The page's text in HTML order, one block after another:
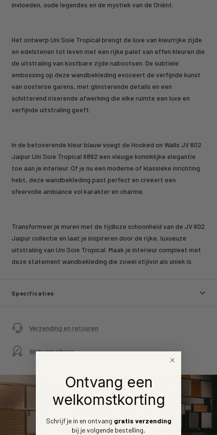
invloeden, oude legendes en de mystiek van de Oriënt.
Het ontwerp Uni Soie Tropical brengt de luxe van kleurrijke zijde
en edelstenen tot leven met een rijke palet van effen kleuren die
de uitstraling van kostbare zijde nabootsen. De subtiele
embossing op deze wandbekleding evoceert de verfijnde kunst
van oosterse garens, met glinsterende details en een
schitterend iriserende afwerking die elke ruimte een luxe en
verfijnde uitstraling geeft.
In de betoverende kleur blauw voegt de Hooked on Walls JV 602
Jaipur Uni Soie Tropical 6862 een vleugje koninklijke elegantie
toe aan je interieur. Of je nu een moderne of klassieke inrichting
hebt, deze wandbekleding past perfect en creëert een
sfeervolle ambiance vol karakter en charme.
Transformeer je muren met de tijdloze schoonheid van de JV 602
Jaipur collectie en laat je inspireren door de rijke, luxueuze
uitstraling van Uni Soie Tropical. Maak je interieur compleet met
deze statement wandbekleding die zowel stijlvol als uniek is.
Specificaties
Verzending en retouren
Webwinkelkeur
Ontvang een
welkomstkorting
Schrijf je in en ontvang gratis verzending
bij je volgende bestelling.